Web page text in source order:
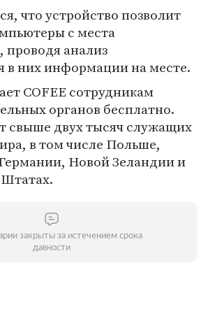
что устройство позволит
с места
проводя анализ
в них информации на месте.
COFEE сотрудникам
органов бесплатно.
свыше двух тысяч служащих
в том числе Польше,
Новой Зеландии и
закрыты за истечением срока
давности